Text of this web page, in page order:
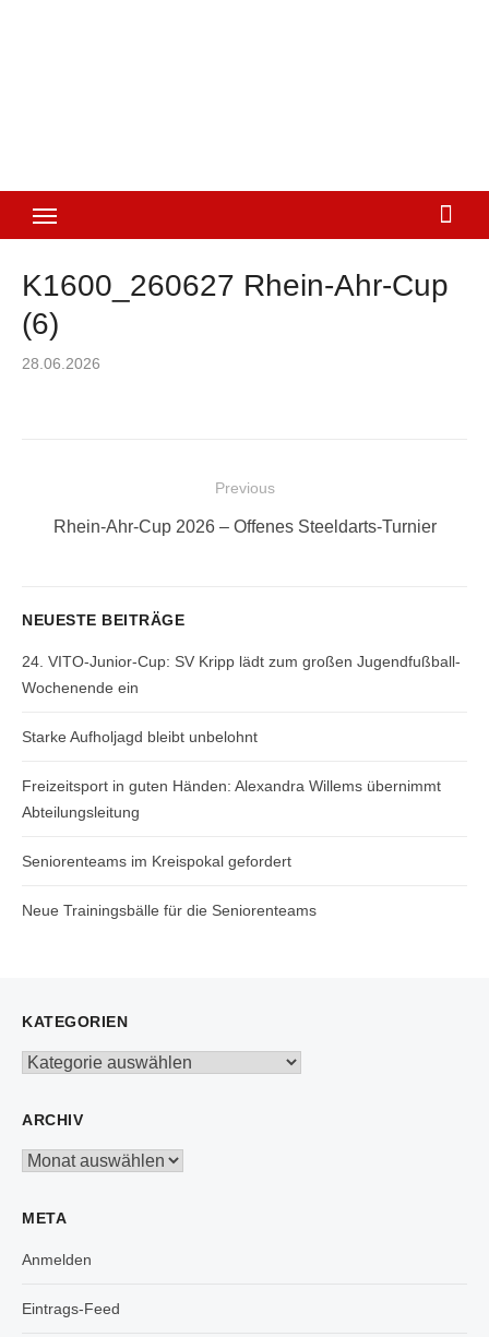
K1600_260627 Rhein-Ahr-Cup
(6)
Posted
28.06.2026
Beitragsnavigation
Previous
Previous
Rhein-Ahr-Cup 2026 – Offenes Steeldarts-Turnier
NEUESTE BEITRÄGE
24. VITO-Junior-Cup: SV Kripp lädt zum großen Jugendfußball-
Wochenende ein
Starke Aufholjagd bleibt unbelohnt
Freizeitsport in guten Händen: Alexandra Willems übernimmt
Abteilungsleitung
Seniorenteams im Kreispokal gefordert
Neue Trainingsbälle für die Seniorenteams
KATEGORIEN
Kategorien
ARCHIV
Archiv
META
Anmelden
Eintrags-Feed